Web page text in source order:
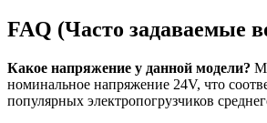
FAQ (Часто задаваемые
Какое напряжение у данной модели?
номинальное напряжение 24V, что
популярных электропогрузчиков